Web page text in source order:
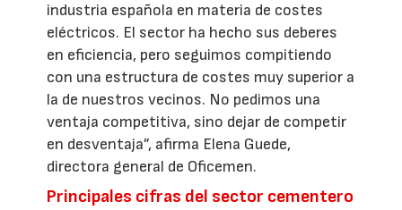
industria española en materia de costes
eléctricos. El sector ha hecho sus deberes
en eficiencia, pero seguimos compitiendo
con una estructura de costes muy superior a
la de nuestros vecinos. No pedimos una
ventaja competitiva, sino dejar de competir
en desventaja”, afirma Elena Guede,
directora general de Oficemen.
Principales cifras del sector cementero